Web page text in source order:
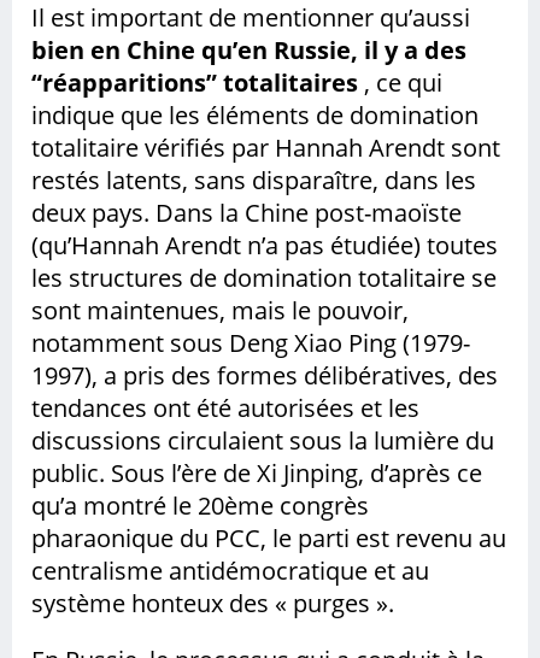
Il est important de mentionner qu’aussi
bien en Chine qu’en Russie, il y a des
“réapparitions” totalitaires , ce qui
indique que les éléments de domination
totalitaire vérifiés par Hannah Arendt sont
restés latents, sans disparaître, dans les
deux pays. Dans la Chine post-maoïste
(qu’Hannah Arendt n’a pas étudiée) toutes
les structures de domination totalitaire se
sont maintenues, mais le pouvoir,
notamment sous Deng Xiao Ping (1979-
1997), a pris des formes délibératives, des
tendances ont été autorisées et les
discussions circulaient sous la lumière du
public. Sous l’ère de Xi Jinping, d’après ce
qu’a montré le 20ème congrès
pharaonique du PCC, le parti est revenu au
centralisme antidémocratique et au
système honteux des « purges ».